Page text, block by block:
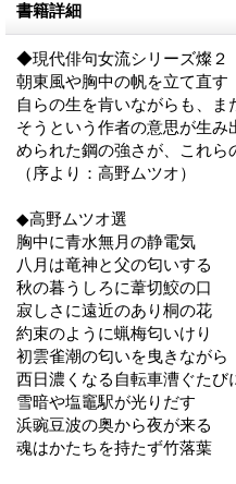
書籍詳細
◆現代俳句女流シリーズ燦２
朝東風や胸中の帆を立て直す
自らの生を肯いながらも、
そうという作者の意思が生
められた鋼の強さが、これら
（序より：高野ムツオ）
◆高野ムツオ選
胸中に青水無月の静電気
八月は竜神と父の匂いする
秋の暮うしろに葦切鮫の口
寂しさに遠近のあり桐の花
約束のように蝋梅匂いけり
初雲雀潮の匂いを曳きながら
西日濃くなる自転車漕ぐたび
雪暗や塩竈駅が光りだす
浜豌豆波の奥から夜が来る
魂はかたちを持たず竹落葉